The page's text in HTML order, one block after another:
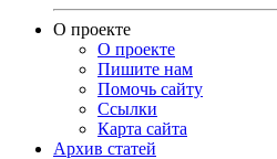
О проекте
О проекте
Пишите нам
Помочь сайту
Ссылки
Карта сайта
Архив статей